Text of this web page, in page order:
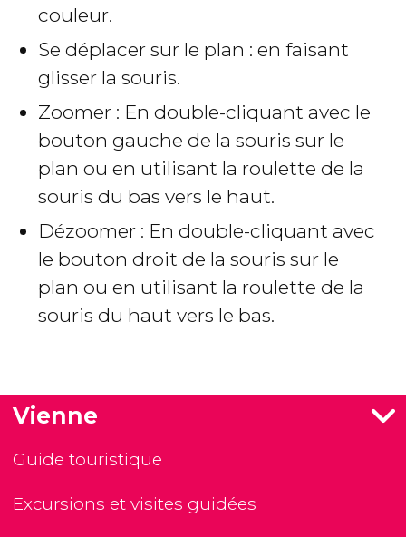
couleur.
Se déplacer sur le plan : en faisant
glisser la souris.
Zoomer : En double-cliquant avec le
bouton gauche de la souris sur le
plan ou en utilisant la roulette de la
souris du bas vers le haut.
Dézoomer : En double-cliquant avec
le bouton droit de la souris sur le
plan ou en utilisant la roulette de la
souris du haut vers le bas.
Vienne
Guide touristique
Excursions et visites guidées